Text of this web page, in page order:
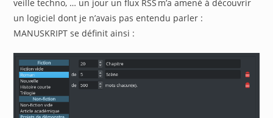
veille techno, … un jour un flux RSS m’a amené à découvrir
un logiciel dont je n’avais pas entendu parler :
MANUSKRIPT se définit ainsi :